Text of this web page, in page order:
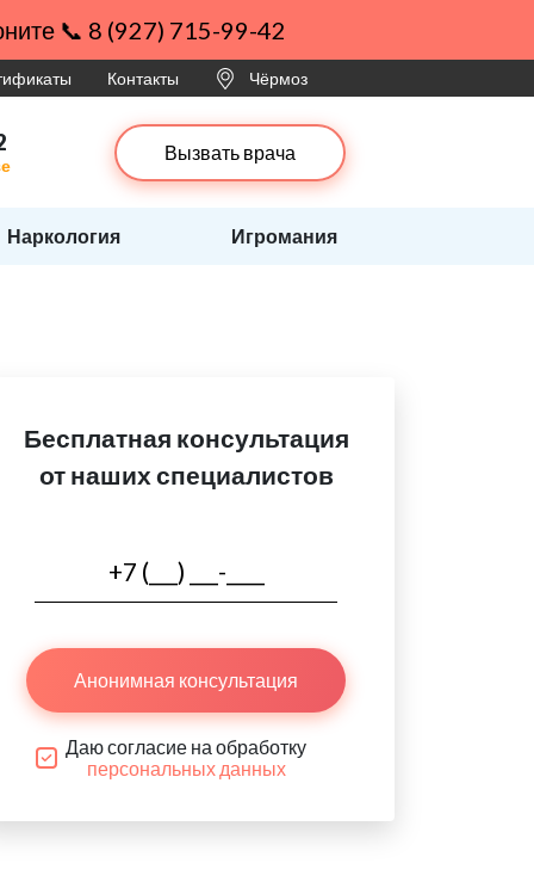
📞 8 (927) 715-99-42
Контакты Чёрмоз
Вызвать врача
Наркология Игромания
Бесплатная консультация
от наших специалистов
Анонимная консультация
Даю согласие на обработку
персональных данных